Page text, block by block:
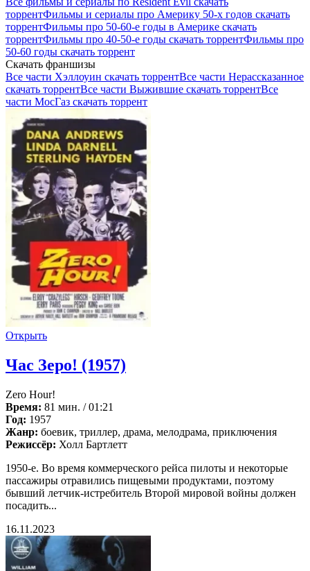
торрентФильмы и сериалы про Америку 50-х годов скачать
торрентФильмы про 50-60-е годы в Америке скачать
торрентФильмы про 40-50-е годы скачать торрентФильмы про
50-60 годы скачать торрент
Скачать франшизы
Все части Хэллоуин скачать торрентВсе части Нерассказанное
скачать торрентВсе части Выжившие скачать торрентВсе
части МосГаз скачать торрент
Открыть
Час Зеро! (1957)
Zero Hour!
Время: 81 мин. / 01:21
Год: 1957
Жанр: боевик, триллер, драма, мелодрама, приключения
Режиссёр: Холл Бартлетт
1950-е. Во время коммерческого рейса пилоты и некоторые
пассажиры отравились пищевыми продуктами, поэтому
бывший летчик-истребитель Второй мировой войны должен
посадить...
16.11.2023